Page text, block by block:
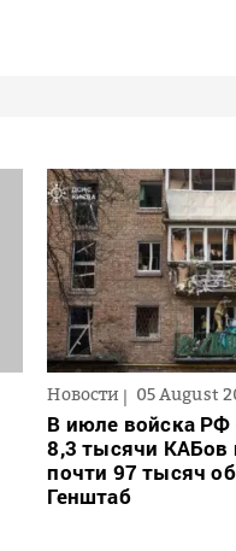
Новости 05 August
В июле войска РФ
8,3 тысячи КАБов
почти 97 тысяч
Генштаб